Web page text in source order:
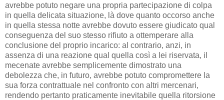
avrebbe potuto negare una propria partecipazione di colpa
in quella delicata situazione, là dove quanto occorso anche
in quella stessa notte avrebbe dovuto essere giudicato qual
conseguenza del suo stesso rifiuto a ottemperare alla
conclusione del proprio incarico: al contrario, anzi, in
assenza di una reazione qual quella così a lei riservata, il
mecenate avrebbe semplicemente dimostrato una
debolezza che, in futuro, avrebbe potuto compromettere la
sua forza contrattuale nel confronto con altri mercenari,
rendendo pertanto praticamente inevitabile quella ritorsione